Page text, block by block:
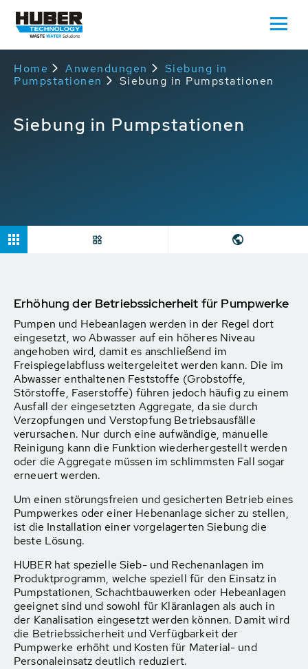
Home Anwendungen
Siebung in
Pumpstationen
Siebung in Pumpstationen
Siebung in Pumpstationen
Erhöhung der Betriebssicherheit für Pumpwerke
Pumpen und Hebeanlagen werden in der Regel dort
eingesetzt, wo Abwasser auf ein höheres Niveau
angehoben wird, damit es anschließend im
Freispiegelabfluss weitergeleitet werden kann. Die im
Abwasser enthaltenen Feststoffe (Grobstoffe,
Störstoffe, Faserstoffe) führen jedoch häufig zu einem
Ausfall der eingesetzten Aggregate, da sie durch
Verzopfungen und Verstopfung Betriebsausfälle
verursachen. Nur durch eine aufwändige, manuelle
Reinigung kann die Funktion wiederhergestellt werden
oder die Aggregate müssen im schlimmsten Fall sogar
erneuert werden.
Um einen störungsfreien und gesicherten Betrieb eines
Pumpwerkes oder einer Hebenanlage sicher zu stellen,
ist die Installation einer vorgelagerten Siebung die
beste Lösung.
HUBER hat spezielle Sieb- und Rechenanlagen im
Produktprogramm, welche speziell für den Einsatz in
Pumpstationen, Schachtbauwerken oder Hebeanlagen
geeignet sind und sowohl für Kläranlagen als auch in
der Kanalisation eingesetzt werden können. Damit wird
die Betriebssicherheit und Verfügbarkeit der
Pumpwerke erhöht und Kosten für Material- und
Personaleinsatz deutlich reduziert.